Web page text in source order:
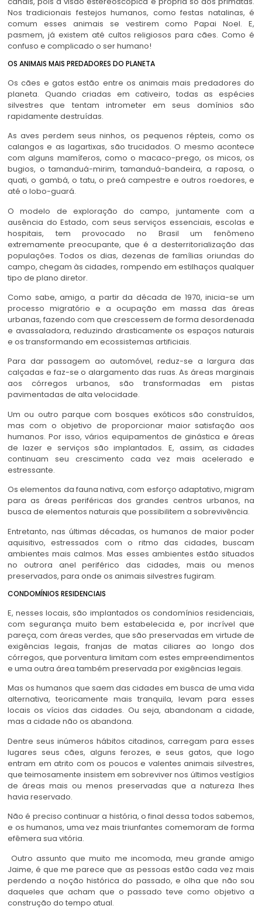
Nos tradicionais festejos humanos, como festas natalinas, é
comum esses animais se vestirem como Papai Noel. E,
pasmem, já existem até cultos religiosos para cães. Como é
confuso e complicado o ser humano!
OS ANIMAIS MAIS PREDADORES DO PLANETA
Os cães e gatos estão entre os animais mais predadores do
planeta. Quando criadas em cativeiro, todas as espécies
silvestres que tentam intrometer em seus domínios são
rapidamente destruídas.
As aves perdem seus ninhos, os pequenos répteis, como os
calangos e as lagartixas, são trucidados. O mesmo acontece
com alguns mamíferos, como o macaco-prego, os micos, os
bugios, o tamanduá-mirim, tamanduá-bandeira, a raposa, o
quati, o gambá, o tatu, o preá campestre e outros roedores, e
até o lobo-guará.
O modelo de exploração do campo, juntamente com a
ausência do Estado, com seus serviços essenciais, escolas e
hospitais, tem provocado no Brasil um fenômeno
extremamente preocupante, que é a desterritorialização das
populações. Todos os dias, dezenas de famílias oriundas do
campo, chegam às cidades, rompendo em estilhaços qualquer
tipo de plano diretor.
Como sabe, amigo, a partir da década de 1970, inicia-se um
processo migratório e a ocupação em massa das áreas
urbanas, fazendo com que crescessem de forma desordenada
e avassaladora, reduzindo drasticamente os espaços naturais
e os transformando em ecossistemas artificiais.
Para dar passagem ao automóvel, reduz-se a largura das
calçadas e faz-se o alargamento das ruas. As áreas marginais
aos córregos urbanos, são transformadas em pistas
pavimentadas de alta velocidade.
Um ou outro parque com bosques exóticos são construídos,
mas com o objetivo de proporcionar maior satisfação aos
humanos. Por isso, vários equipamentos de ginástica e áreas
de lazer e serviços são implantados. E, assim, as cidades
continuam seu crescimento cada vez mais acelerado e
estressante.
Os elementos da fauna nativa, com esforço adaptativo, migram
para as áreas periféricas dos grandes centros urbanos, na
busca de elementos naturais que possibilitem a sobrevivência.
Entretanto, nas últimas décadas, os humanos de maior poder
aquisitivo, estressados com o ritmo das cidades, buscam
ambientes mais calmos. Mas esses ambientes estão situados
no outrora anel periférico das cidades, mais ou menos
preservados, para onde os animais silvestres fugiram.
CONDOMÍNIOS RESIDENCIAIS
E, nesses locais, são implantados os condomínios residenciais,
com segurança muito bem estabelecida e, por incrível que
pareça, com áreas verdes, que são preservadas em virtude de
exigências legais, franjas de matas ciliares ao longo dos
córregos, que porventura limitam com estes empreendimentos
e uma outra área também preservada por exigências legais.
Mas os humanos que saem das cidades em busca de uma vida
alternativa, teoricamente mais tranquila, levam para esses
locais os vícios das cidades. Ou seja, abandonam a cidade,
mas a cidade não os abandona.
Dentre seus inúmeros hábitos citadinos, carregam para esses
lugares seus cães, alguns ferozes, e seus gatos, que logo
entram em atrito com os poucos e valentes animais silvestres,
que teimosamente insistem em sobreviver nos últimos vestígios
de áreas mais ou menos preservadas que a natureza lhes
havia reservado.
Não é preciso continuar a história, o final dessa todos sabemos,
e os humanos, uma vez mais triunfantes comemoram de forma
efêmera sua vitória.
Outro assunto que muito me incomoda, meu grande amigo
Jaime, é que me parece que as pessoas estão cada vez mais
perdendo a noção histórica do passado, e olha que não sou
daqueles que acham que o passado teve como objetivo a
construção do tempo atual.